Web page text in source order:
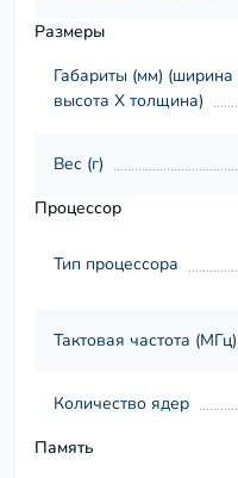
Размеры
Габариты (мм)
высота Х толщина)
Вес (г)
Процессор
Тип процессора
Тактовая частота (МГц)
Количество ядер
Память